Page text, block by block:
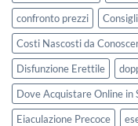
confronto prezzi
Costi Nascosti da
Disfunzione Erettile
Dove Acquistare Online in
Eiaculazione Precoce